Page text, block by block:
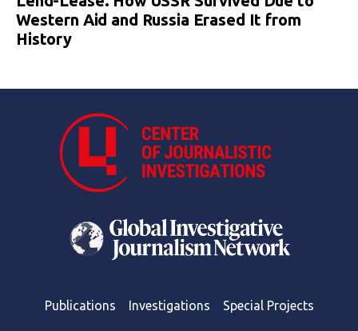
Western Aid and Russia Erased It from
History
Publications Investigations Special Projects